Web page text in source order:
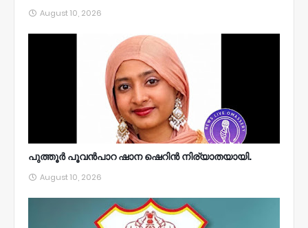
August 10, 2026
പുത്തൂർ പൂവൻപാറ ഷാന ഷെറിൻ നിര്യാതയായി.
August 10, 2026